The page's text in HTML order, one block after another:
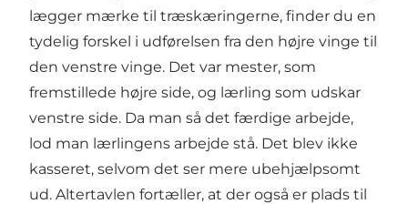
lægger mærke til træskæringerne, finder du en
tydelig forskel i udførelsen fra den højre vinge til
den venstre vinge. Det var mester, som
fremstillede højre side, og lærling som udskar
venstre side. Da man så det færdige arbejde,
lod man lærlingens arbejde stå. Det blev ikke
kasseret, selvom det ser mere ubehjælpsomt
ud. Altertavlen fortæller, at der også er plads til